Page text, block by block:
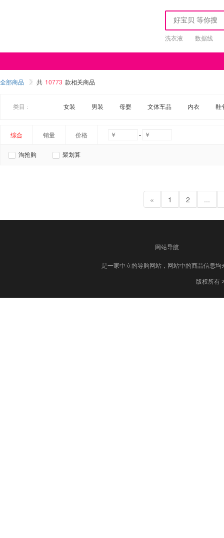
洗衣液 数据线
全部商品 共 10773 款相关商品
类目 : 女装 男装 母婴 文体车品 内衣 鞋
综合 销量 价格 -
淘抢购 聚划算
« 1 2 ...
网站导航
是一家中立的导购网站，网站中的商品信息
版权所有